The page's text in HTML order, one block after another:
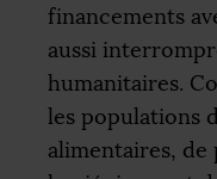
financements
aussi
humanitaires.
les populations
alimentaires, de